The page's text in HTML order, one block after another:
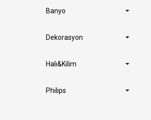
Banyo
Dekorasyon
Halı&Kilim
Philips